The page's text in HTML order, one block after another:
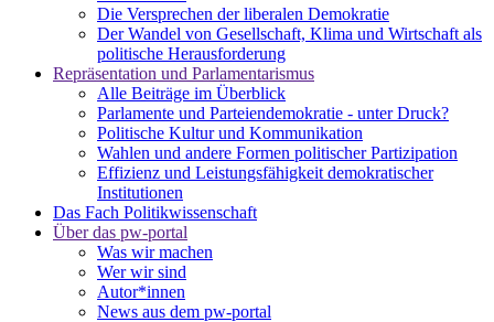
Die Versprechen der liberalen Demokratie
Der Wandel von Gesellschaft, Klima und Wirtschaft als
politische Herausforderung
Repräsentation und Parlamentarismus
Alle Beiträge im Überblick
Parlamente und Parteiendemokratie - unter Druck?
Politische Kultur und Kommunikation
Wahlen und andere Formen politischer Partizipation
Effizienz und Leistungsfähigkeit demokratischer
Institutionen
Das Fach Politikwissenschaft
Über das pw-portal
Was wir machen
Wer wir sind
Autor*innen
News aus dem pw-portal